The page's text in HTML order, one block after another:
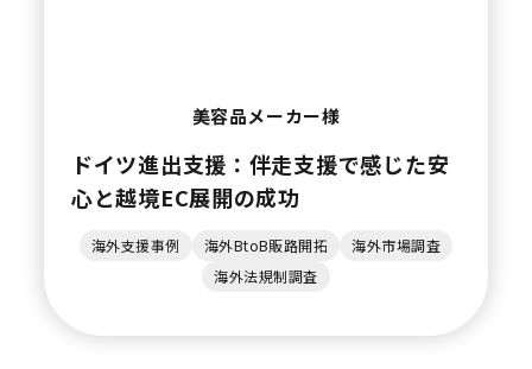
美容品メーカー様
ドイツ進出支援：伴走支援で感じた安
心と越境EC展開の成功
海外支援事例 海外BtoB販路開拓
海外市場調査
海外法規制調査